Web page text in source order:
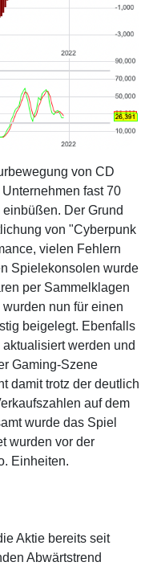
von CD
fast 70
Der Grund
von "Cyberpunk
vielen Fehlern
Spielekonsolen wurde
per Sammelklagen
nun für einen
beigelegt. Ebenfalls
werden und
Gaming-Szene
damit trotz der deutlich
auf dem
wurde das Spiel
wurden vor der
Einheiten.
Aktie bereits seit
Abwärtstrend